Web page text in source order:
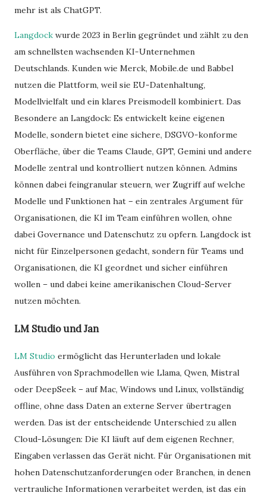
mehr ist als ChatGPT.
Langdock wurde 2023 in Berlin gegründet und zählt zu den
am schnellsten wachsenden KI-Unternehmen
Deutschlands. Kunden wie Merck, Mobile.de und Babbel
nutzen die Plattform, weil sie EU-Datenhaltung,
Modellvielfalt und ein klares Preismodell kombiniert. Das
Besondere an Langdock: Es entwickelt keine eigenen
Modelle, sondern bietet eine sichere, DSGVO-konforme
Oberfläche, über die Teams Claude, GPT, Gemini und andere
Modelle zentral und kontrolliert nutzen können. Admins
können dabei feingranular steuern, wer Zugriff auf welche
Modelle und Funktionen hat – ein zentrales Argument für
Organisationen, die KI im Team einführen wollen, ohne
dabei Governance und Datenschutz zu opfern. Langdock ist
nicht für Einzelpersonen gedacht, sondern für Teams und
Organisationen, die KI geordnet und sicher einführen
wollen – und dabei keine amerikanischen Cloud-Server
nutzen möchten.
LM Studio und Jan
LM Studio ermöglicht das Herunterladen und lokale
Ausführen von Sprachmodellen wie Llama, Qwen, Mistral
oder DeepSeek – auf Mac, Windows und Linux, vollständig
offline, ohne dass Daten an externe Server übertragen
werden. Das ist der entscheidende Unterschied zu allen
Cloud-Lösungen: Die KI läuft auf dem eigenen Rechner,
Eingaben verlassen das Gerät nicht. Für Organisationen mit
hohen Datenschutzanforderungen oder Branchen, in denen
vertrauliche Informationen verarbeitet werden, ist das ein